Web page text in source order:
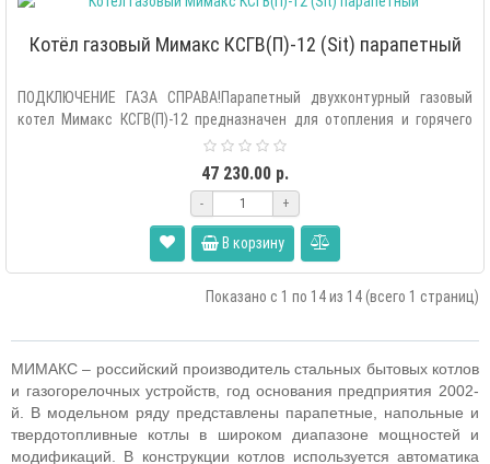
Котёл газовый Мимакс КСГВ(П)-12 (Sit) парапетный
ПОДКЛЮЧЕНИЕ ГАЗА СПРАВА!Парапетный двухконтурный газовый
котел Мимакс КСГВ(П)-12 предназначен для отопления и горячего
47 230.00 р.
- +
В корзину
Показано с 1 по 14 из 14 (всего 1 страниц)
МИМАКС – российский производитель стальных бытовых котлов
и газогорелочных устройств, год основания предприятия 2002-
й. В модельном ряду представлены парапетные, напольные и
твердотопливные котлы в широком диапазоне мощностей и
модификаций. В конструкции котлов используется автоматика